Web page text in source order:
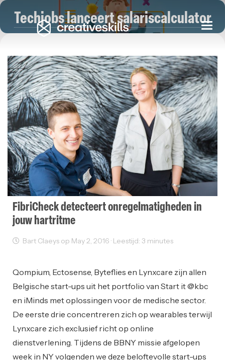
Techjobs lanceert salariscalculator
FibriCheck detecteert onregelmatigheden in
jouw hartritme
Bart Claeys op May 2, 2016 · Leestijd: 3 minutes
Qompium, Ectosense, Byteflies en Lynxcare zijn allen
Belgische start-ups uit het portfolio van Start it @kbc
en iMinds met oplossingen voor de medische sector.
De eerste drie concentreren zich op wearables terwijl
Lynxcare zich exclusief richt op online
dienstverlening. Tijdens de BBNY missie afgelopen
week in NY volgenden we deze beloftevolle start-ups